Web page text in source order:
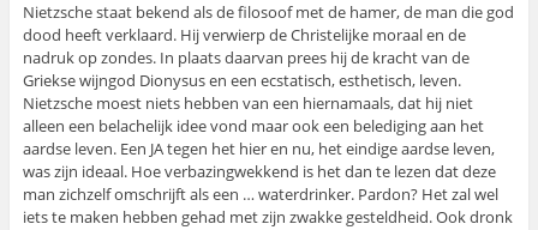
Nietzsche staat bekend als de filosoof met de hamer, de man die god
dood heeft verklaard. Hij verwierp de Christelijke moraal en de
nadruk op zondes. In plaats daarvan prees hij de kracht van de
Griekse wijngod Dionysus en een ecstatisch, esthetisch, leven.
Nietzsche moest niets hebben van een hiernamaals, dat hij niet
alleen een belachelijk idee vond maar ook een belediging aan het
aardse leven. Een JA tegen het hier en nu, het eindige aardse leven,
was zijn ideaal. Hoe verbazingwekkend is het dan te lezen dat deze
man zichzelf omschrijft als een … waterdrinker. Pardon? Het zal wel
iets te maken hebben gehad met zijn zwakke gesteldheid. Ook dronk